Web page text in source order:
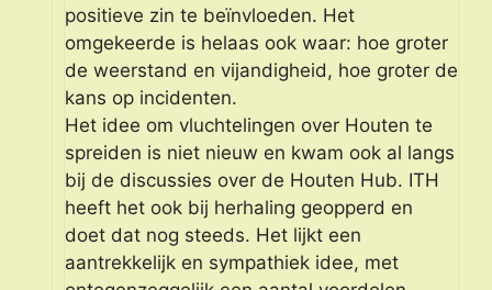
positieve zin te beïnvloeden. Het
omgekeerde is helaas ook waar: hoe groter
de weerstand en vijandigheid, hoe groter de
kans op incidenten.
Het idee om vluchtelingen over Houten te
spreiden is niet nieuw en kwam ook al langs
bij de discussies over de Houten Hub. ITH
heeft het ook bij herhaling geopperd en
doet dat nog steeds. Het lijkt een
aantrekkelijk en sympathiek idee, met